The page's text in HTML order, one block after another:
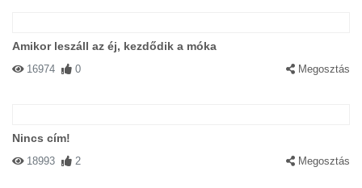
Amikor leszáll az éj, kezdődik a móka
16974 0 Megosztás
Nincs cím!
18993 2 Megosztás